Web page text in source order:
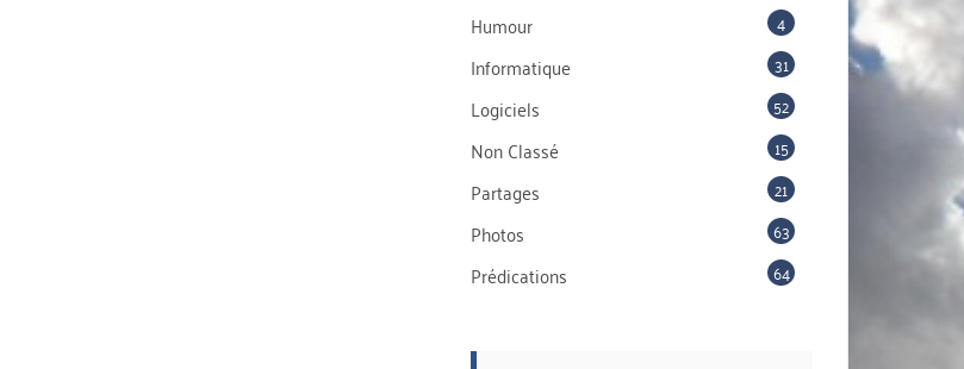
Humour 4
Informatique 31
Logiciels 52
Non Classé 15
Partages 21
Photos 63
Prédications 64